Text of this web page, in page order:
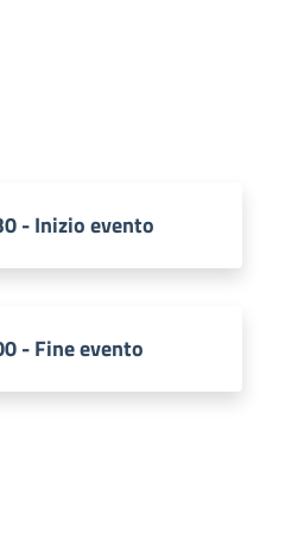
- Inizio evento
- Fine evento